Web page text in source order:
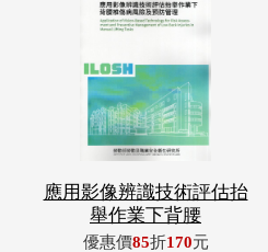
應用影像辨識技術評估抬
舉作業下背腰
優惠價85折170元